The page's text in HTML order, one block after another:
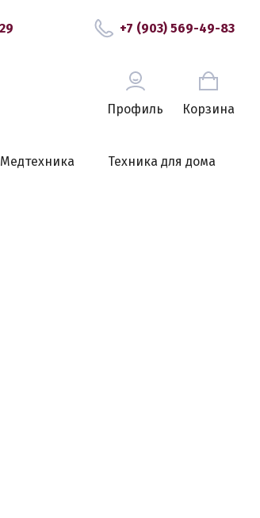
+7 (903) 569-49-83
Профиль Корзина
Медтехника Техника для дома